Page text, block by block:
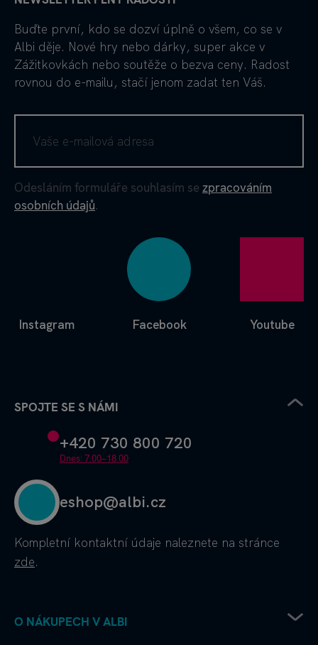
Buďte první, kdo se dozví úplně o všem, co se v
Albi děje. Nové hry nebo dárky, super akce v
Zážitkovkách nebo soutěže o bezva ceny. Radost
rovnou do e-mailu, stačí jenom zadat ten Váš.
Odesláním formuláře souhlasím se zpracováním
osobních údajů.
Facebook
Instagram Youtube
SPOJTE SE S NÁMI
+420 730 800 720
Dnes: 7.00–18.00
eshop@albi.cz
Kompletní kontaktní údaje naleznete na stránce
zde.
O NÁKUPECH V ALBI